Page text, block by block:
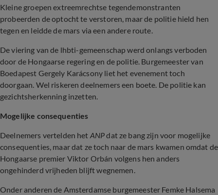
Kleine groepen extreemrechtse tegendemonstranten
probeerden de optocht te verstoren, maar de politie hield hen
tegen en leidde de mars via een andere route.
De viering van de lhbti-gemeenschap werd onlangs verboden
door de Hongaarse regering en de politie. Burgemeester van
Boedapest Gergely Karácsony liet het evenement toch
doorgaan. Wel riskeren deelnemers een boete. De politie kan
gezichtsherkenning inzetten.
Mogelijke consequenties
Deelnemers vertelden het ANPdat ze bang zijn voor mogelijke
consequenties, maar dat ze toch naar de mars kwamen omdat de
Hongaarse premier Viktor Orbán volgens hen anders
ongehinderd vrijheden blijft wegnemen.
Onder anderen de Amsterdamse burgemeester Femke Halsema